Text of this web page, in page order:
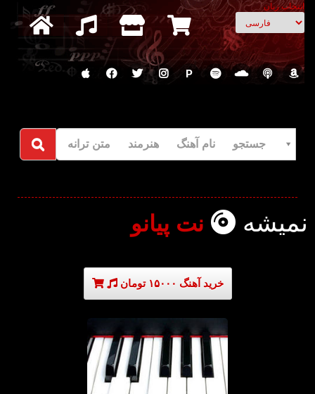
انتخاب زبان
P
جستجو نام آهنگ هنرمند متن ترانه
نمیشه نت پیانو
خرید آهنگ ۱۵۰۰۰ تومان